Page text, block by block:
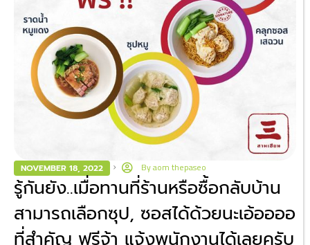
NOVEMBER 18, 2022 Byaom thepaseo
รู้กันยัง..เมื่อทานที่ร้านหรือซื้อกลับบ้าน
สามารถเลือกซุป, ซอสได้ด้วยนะเอ้ออออ
ที่สำคัญ ฟรีจ้า แจ้งพนักงานได้เลยครับ